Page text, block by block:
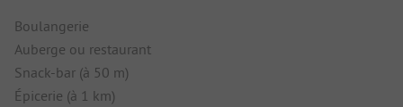
Boulangerie
Auberge ou restaurant
Snack-bar (à 50 m)
Épicerie (à 1 km)